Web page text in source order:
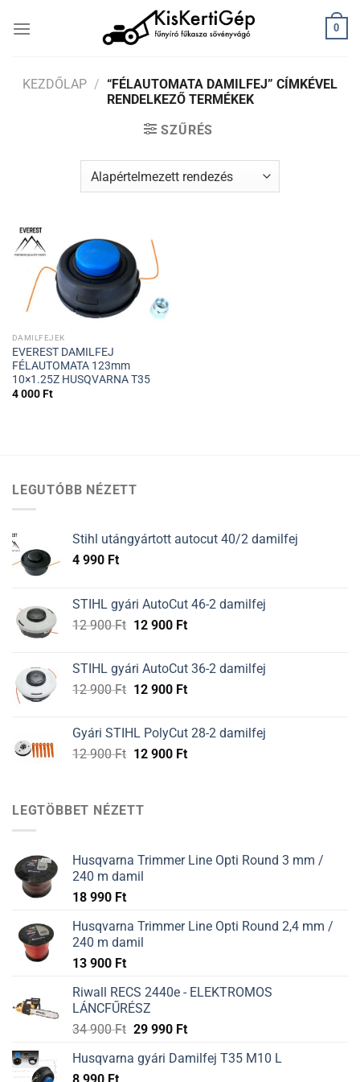
0
KEZDŐLAP / “FÉLAUTOMATA DAMILFEJ” CÍMKÉVEL
RENDELKEZŐ TERMÉKEK
SZŰRÉS
DAMILFEJEK
EVEREST DAMILFEJ
FÉLAUTOMATA 123mm
10×1.25Z HUSQVARNA T35
4 000Ft
LEGUTÓBB NÉZETT
Stihl utángyártott autocut 40/2 damilfej
4 990 Ft
STIHL gyári AutoCut 46-2 damilfej
12 900Ft Original
12
900 Ft.
12 900 FtCurrent
12
900 Ft.
STIHL gyári AutoCut 36-2 damilfej
12 900Ft Original
12
900 Ft.
12 900 FtCurrent
12
900 Ft.
Gyári STIHL PolyCut 28-2 damilfej
12 900Ft Original
12
12 900 FtCurrent
LEGTÖBBET NÉZETT
Husqvarna Trimmer Line Opti Round 3 mm /
240 m damil
18 990 Ft
Husqvarna Trimmer Line Opti Round 2,4 mm /
240 m damil
13 900 Ft
Riwall RECS 2440e - ELEKTROMOS
LÁNCFŰRÉSZ
34 900Ft 29 990 Ft
Husqvarna gyári Damilfej T35 M10 L